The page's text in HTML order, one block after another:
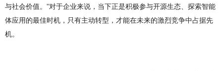
与社会价值。”对于企业来说，当下正是积极参与开源生态、探索智能
体应用的最佳时机，只有主动转型，才能在未来的激烈竞争中占据先
机。